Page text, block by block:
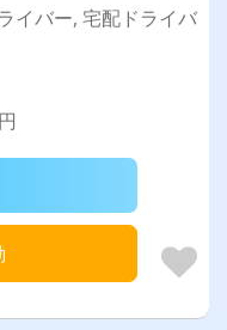
イバー, 宅配ドライバ